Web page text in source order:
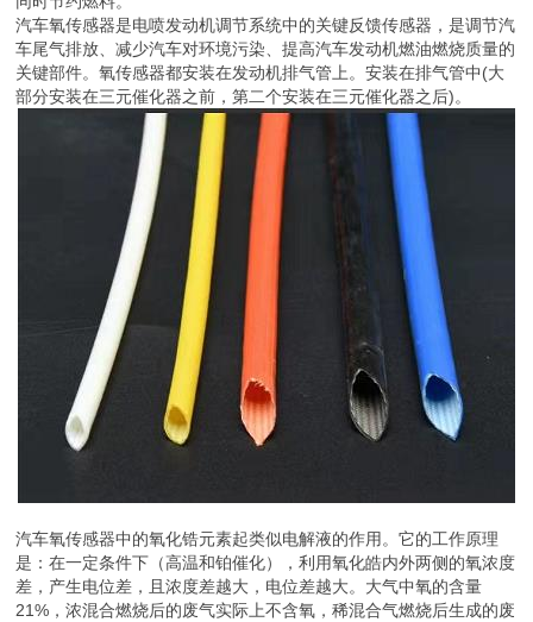
汽车氧传感器是电喷发动机调节系统中的关键反馈传感器，是调节汽
车尾气排放、减少汽车对环境污染、提高汽车发动机燃油燃烧质量的
关键部件。氧传感器都安装在发动机排气管上。安装在排气管中(大
部分安装在三元催化器之前，第二个安装在三元催化器之后)。
汽车氧传感器中的氧化锆元素起类似电解液的作用。它的工作原理
是：在一定条件下（高温和铂催化），利用氧化皓内外两侧的氧浓度
差，产生电位差，且浓度差越大，电位差越大。大气中氧的含量
21%，浓混合燃烧后的废气实际上不含氧，稀混合气燃烧后生成的废